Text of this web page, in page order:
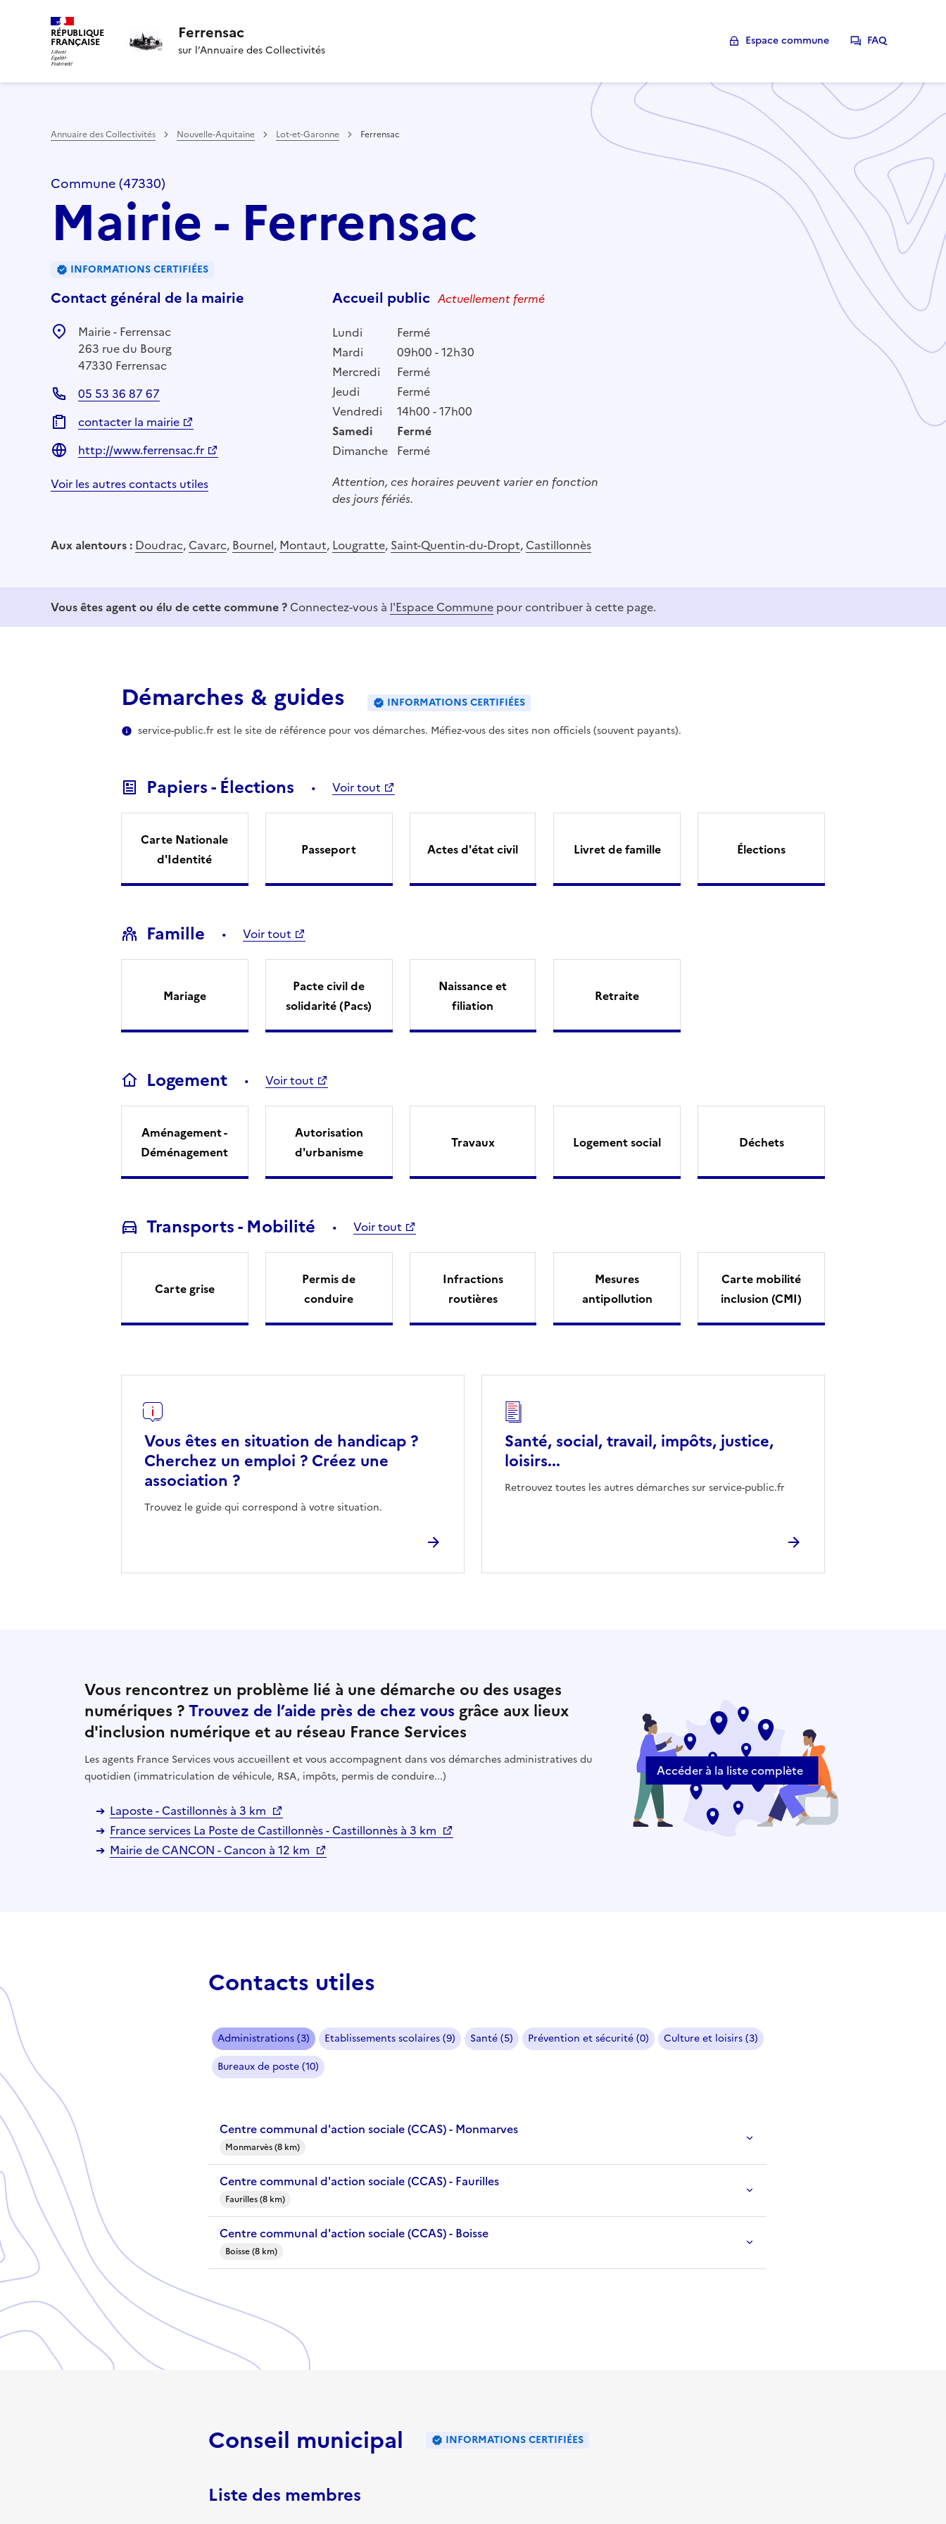
RÉPUBLIQUE
FRANÇAISE Ferrensac
sur l’Annuaire des Collectivités
Espace commune FAQ
Annuaire des Collectivités Nouvelle-Aquitaine Lot-et-Garonne Ferrensac
Commune (47330)
Mairie - Ferrensac
INFORMATIONS CERTIFIÉES
Contact général de la mairie
Mairie - Ferrensac
263 rue du Bourg
47330 Ferrensac
05 53 36 87 67
contacter la mairie
http://www.ferrensac.fr
Voir les autres contacts utiles
Accueil public Actuellement fermé
Lundi
Fermé
Mardi
09h00 - 12h30
Mercredi
Fermé
Jeudi
Fermé
Vendredi
14h00 - 17h00
Samedi
Fermé
Dimanche Fermé
Attention, ces horaires peuvent varier en fonction
des jours fériés.
Aux alentours : Doudrac, Cavarc, Bournel, Montaut, Lougratte, Saint-Quentin-du-Dropt, Castillonnès
Vous êtes agent ou élu de cette commune ? Connectez-vous à l'Espace Commune pour contribuer à cette page.
Démarches & guides
INFORMATIONS CERTIFIÉES
service-public.fr est le site de référence pour vos démarches. Méfiez-vous des sites non officiels (souvent payants).
Papiers - Élections Voir tout
Carte Nationale
d'Identité
Passeport Actes d'état civil Livret de famille Élections
Famille Voir tout
Mariage
Pacte civil de
solidarité (Pacs)
Naissance et
filiation
Retraite
Logement Voir tout
Aménagement -
Déménagement
Autorisation
d'urbanisme
Travaux Logement social Déchets
Transports - Mobilité Voir tout
Carte grise
Permis de
conduire
Infractions
routières
Mesures
antipollution
Carte mobilité
inclusion (CMI)
Vous êtes en situation de handicap ?
Cherchez un emploi ? Créez une
association ?
Trouvez le guide qui correspond à votre situation.
Santé, social, travail, impôts, justice,
loisirs...
Retrouvez toutes les autres démarches sur service-public.fr
Vous rencontrez un problème lié à une démarche ou des usages
numériques ?Trouvez de l’aide près de chez vous grâce aux lieux
d'inclusion numérique et au réseau France Services
Les agents France Services vous accueillent et vous accompagnent dans vos démarches administratives du
quotidien (immatriculation de véhicule, RSA, impôts, permis de conduire...)
Laposte - Castillonnès à 3 km
France services La Poste de Castillonnès - Castillonnès à 3 km
Mairie de CANCON - Cancon à 12 km
Accéder à la liste complète
Contacts utiles
Administrations (3) Etablissements scolaires (9) Santé (5) Prévention et sécurité (0)
Culture et loisirs (3)
Bureaux de poste (10)
Centre communal d'action sociale (CCAS) - Monmarves
Monmarvès (8 km)
Centre communal d'action sociale (CCAS) - Faurilles
Faurilles (8 km)
Centre communal d'action sociale (CCAS) - Boisse
Boisse (8 km)
Conseil municipal INFORMATIONS CERTIFIÉES
Liste des membres